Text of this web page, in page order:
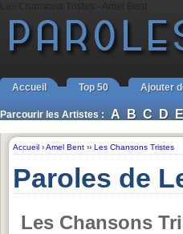
Accueil Top 50 Ajouter
Parcourir les Artistes : A B C D E
Accueil ›Amel Bent ›› Les Chansons Tristes
Paroles de
Les Chansons